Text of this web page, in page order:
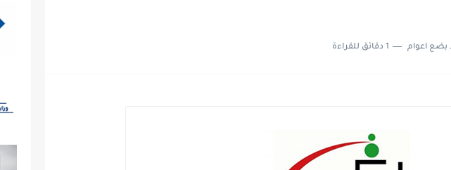
بضع اعوام 1 دقائق للقراءة